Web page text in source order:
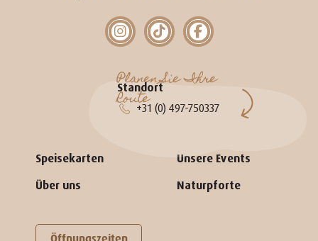
Speisekarten
Über uns
Unsere Events
Naturpforte
Standort
+31 (0) 497-750337
Planen Sie Ihre
Route